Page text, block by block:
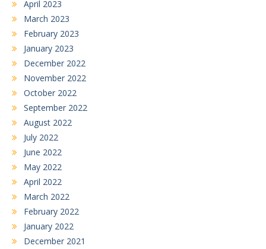
April 2023
March 2023
February 2023
January 2023
December 2022
November 2022
October 2022
September 2022
August 2022
July 2022
June 2022
May 2022
April 2022
March 2022
February 2022
January 2022
December 2021